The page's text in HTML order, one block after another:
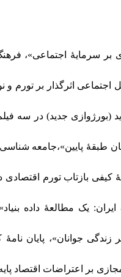
و منصور حقیقیان (۱۳۹۸) «شناسایی عوامل اجتماعی
«بازنمایی طبقۀ متوسط جدید (بورژوازی
سالمندی، مطالعۀ کیفی بازتاب تورم
اقتضائی در جامعۀ ایران: یک مطالعۀ
اقتصادی بر زندگی جوانان»،
اجتماعی مجازی بر اعتراضات